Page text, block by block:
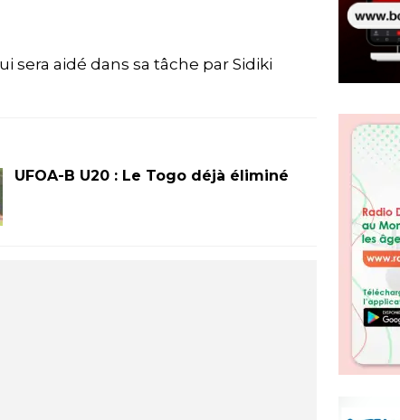
sera aidé dans sa tâche par Sidiki
UFOA-B U20 : Le Togo déjà éliminé